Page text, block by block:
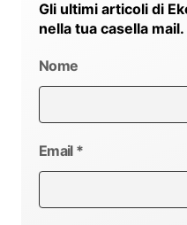
Gli ultimi articoli di
nella tua casella
Nome
Email *